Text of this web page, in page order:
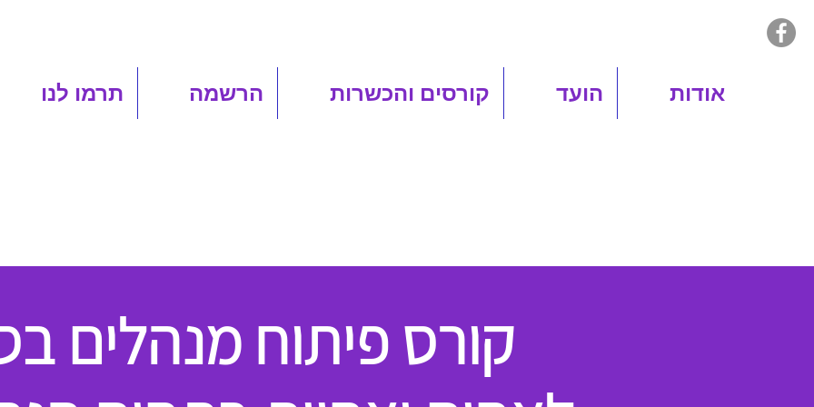
אודות הועד קורסים והכשרות הרשמה תרמו לנו
קורס פיתוח מנהלים